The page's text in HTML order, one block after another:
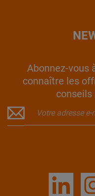
Abonnez-vous
connaître les